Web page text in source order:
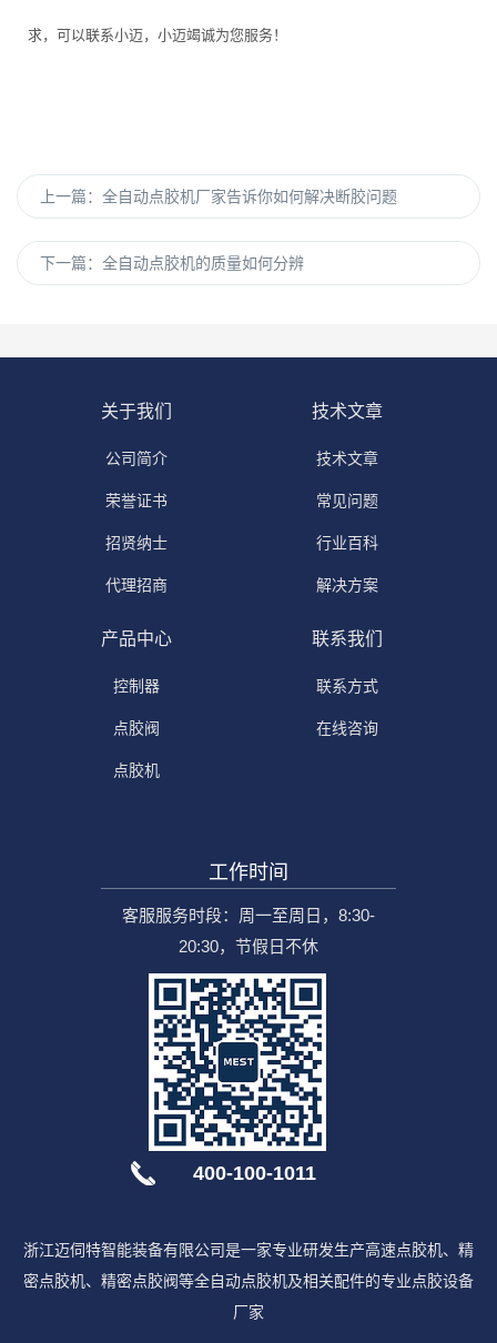
求，可以联系小迈，小迈竭诚为您服务！
上一篇： 全自动点胶机厂家告诉你如何解决断胶问题
下一篇： 全自动点胶机的质量如何分辨
关于我们
公司简介
荣誉证书
招贤纳士
代理招商
技术文章
技术文章
常见问题
行业百科
解决方案
产品中心
控制器
点胶阀
点胶机
联系我们
联系方式
在线咨询
工作时间
客服服务时段：周一至周日，8:30-
20:30，节假日不休
400-100-1011
浙江迈伺特智能装备有限公司是一家专业研发生产高速点胶机、精
密点胶机、精密点胶阀等全自动点胶机及相关配件的专业点胶设备
厂家